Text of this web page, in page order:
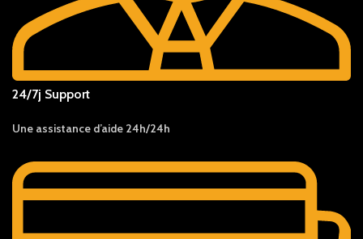
24/7j Support
Une assistance d’aide 24h/24h